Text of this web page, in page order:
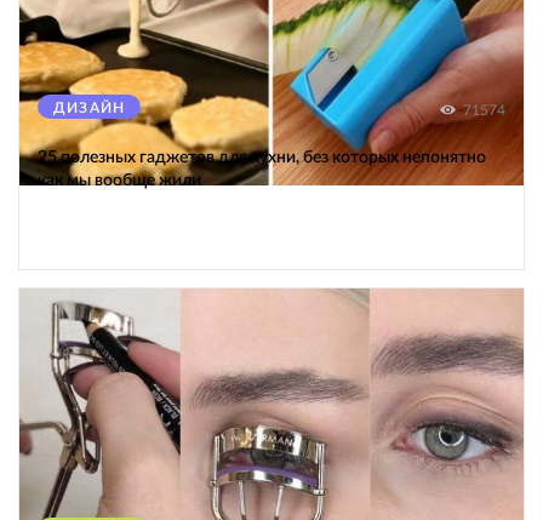
ДИЗАЙН 71574
25 полезных гаджетов для кухни, без которых непонятно
как мы вообще жили